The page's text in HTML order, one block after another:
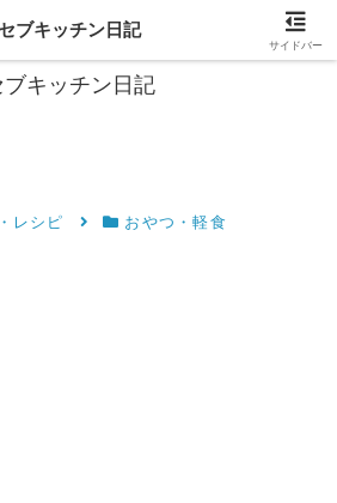
移住情報やおすすめ食材・レシピを発信
ブキッチン日記
レシピ おやつ・軽食
セブキッチン日記
サイドバー